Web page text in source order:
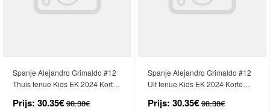
Spanje Alejandro Grimaldo #12
Thuis tenue Kids EK 2024 Korte
Prijs: 30.35€ 98.38€
Spanje Alejandro Grimaldo #12
Uit tenue Kids EK 2024 Korte
Prijs: 30.35€ 98.38€